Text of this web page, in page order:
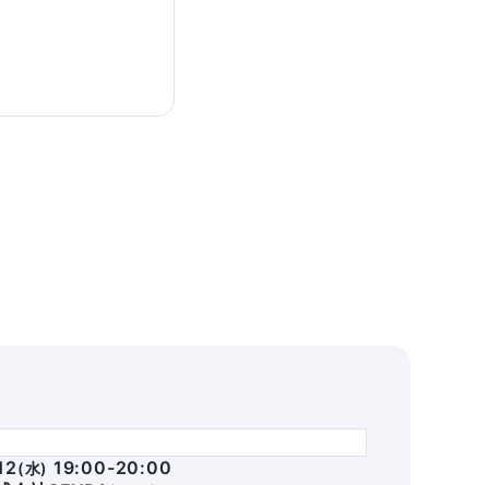
(水) 19:00-20:00